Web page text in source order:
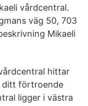
vårdcentral.
väg 50, 703
Mikaeli
hittar
ditt förtroende
ligger i västra